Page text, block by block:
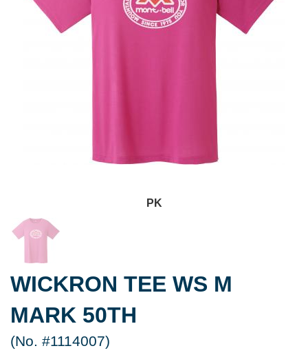
PK
WICKRON TEE WS M
MARK 50TH
(No. #1114007)